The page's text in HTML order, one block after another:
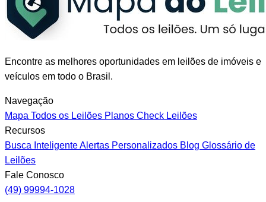
Encontre as melhores oportunidades em leilões de imóveis e
veículos em todo o Brasil.
Navegação
Mapa Todos os Leilões Planos Check Leilões
Recursos
Busca InteligenteAlertas Personalizados Blog Glossário de
Leilões
Fale Conosco
(49) 99994-1028